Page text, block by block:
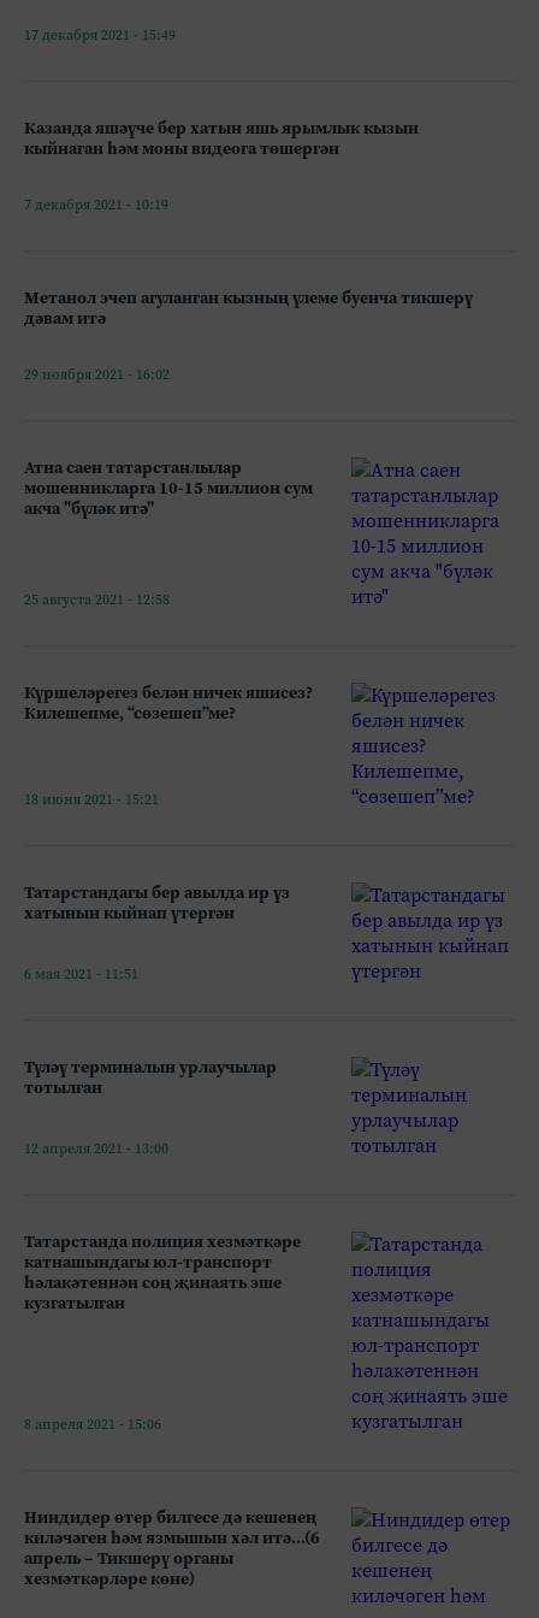
17 декабря 2021 - 15:49
Казанда яшәүче бер хатын яшь ярымлык кызын
кыйнаган һәм моны видеога төшергән
7 декабря 2021 - 10:19
Метанол эчеп агуланган кызның үлеме буенча тикшерү
дәвам итә
29 ноября 2021 - 16:02
Атна саен татарстанлылар
мошенникларга 10-15 миллион сум
акча "бүләк итә"
25 августа 2021 - 12:58
Күршеләрегез белән ничек яшисез?
Килешепме, “сөзешеп”ме?
18 июня 2021 - 15:21
Татарстандагы бер авылда ир үз
хатынын кыйнап үтергән
6 мая 2021 - 11:51
Түләү терминалын урлаучылар
тотылган
12 апреля 2021 - 13:00
Татарстанда полиция хезмәткәре
катнашындагы юл-транспорт
һәлакәтеннән соң җинаять эше
кузгатылган
8 апреля 2021 - 15:06
Ниндидер өтер билгесе дә кешенең
киләчәген һәм язмышын хәл итә...(6
апрель – Тикшерү органы
хезмәткәрләре көне)